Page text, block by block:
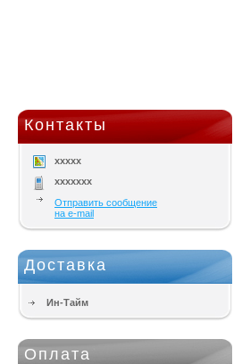
Контакты
xxxxx
xxxxxxx
Отправить сообщение
на e-mail
Доставка
Ин-Тайм
Оплата